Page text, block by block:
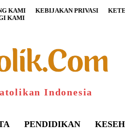
KAMI KEBIJAKAN PRIVASI
KAMI
Indonesia
PENDIDIKAN